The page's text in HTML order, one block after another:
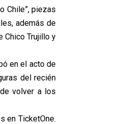
Chile”, piezas
además de
Chico Trujillo y
en el acto de
del recién
volver a los
en TicketOne.